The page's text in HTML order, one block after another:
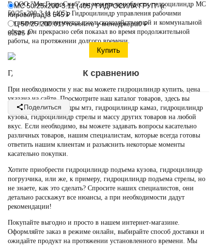
МС 50/25х200-3.11 (405)"ГИДРОСИЛА ГРУП" (г.
Кировоград)8 545₽
Ц 50.25.200.01Уточняйте у менеджера0₽
8 545₽
К сравнению
Поделиться
В ООО "МосГидроСнаб" вы можете приобрести гидроцилиндр МС
50/25х200-3.11 (405). Гидроцилиндр управления рабочими
органами и применяется в сельскохозяйственной и коммунальной
сфере. Он прекрасно себя показал во время продолжительной
работы, на протяжении долгого времени.
Где можно купить гидроцилиндр поворота
При необходимости у нас вы можете гидроцилиндр купить, цена
указана на сайте. Просмотрите наш каталог товаров, здесь вы
найдетегидроцилиндры мтз, гидроцилиндр камаз, гидроцилиндр
кузова, гидроцилиндр стрелы и массу других товаров на любой
вкус. Если необходимо, вы можете задавать вопросы касательно
различных товаров, нашим специалистам, которые всегда готовы
ответить нашим клиентам и разъяснить некоторые моменты
касательно покупки.
Хотите приобрести гидроцилиндр подъема кузова, гидроцилиндр
погрузчика, или же, к примеру, гидроцилиндр подъема стрелы, но
не знаете, как это сделать? Спросите наших специалистов, они
детально расскажут все нюансы, а при необходимости дадут
рекомендации!
Покупайте выгодно и просто в нашем интернет-магазине.
Оформляйте заказ в режиме онлайн, выбирайте способ доставки и
ожидайте продукт на протяжении установленного времени. Мы